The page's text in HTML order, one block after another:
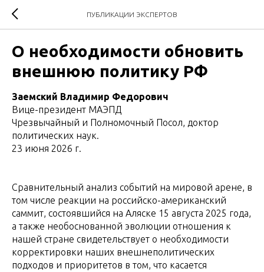
ПУБЛИКАЦИИ ЭКСПЕРТОВ
О необходимости обновить
внешнюю политику РФ
Заемский Владимир Федорович
Вице-президент МАЭПД
Чрезвычайный и Полномочный Посол, доктор
политических наук.
23 июня 2026 г.
Сравнительный анализ событий на мировой арене, в
том числе реакции на российско-американский
саммит, состоявшийся на Аляске 15 августа 2025 года,
а также необоснованной эволюции отношения к
нашей стране свидетельствует о необходимости
корректировки наших внешнеполитических
подходов и приоритетов в том, что касается